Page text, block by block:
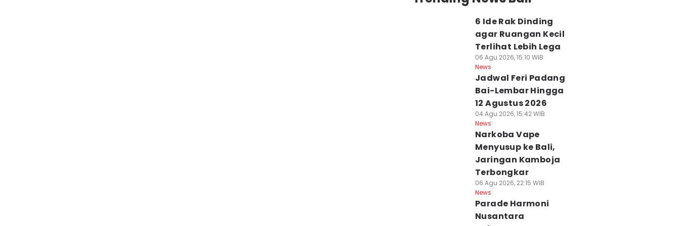
6 Ide Rak Dinding
agar Ruangan Kecil
Terlihat Lebih Lega
06 Agu 2026, 15:10 WIB
News
Jadwal Feri Padang
Bai-Lembar Hingga
12 Agustus 2026
04 Agu 2026, 15:42 WIB
News
Narkoba Vape
Menyusup ke Bali,
Jaringan Kamboja
Terbongkar
06 Agu 2026, 22:15 WIB
News
Parade Harmoni
Nusantara